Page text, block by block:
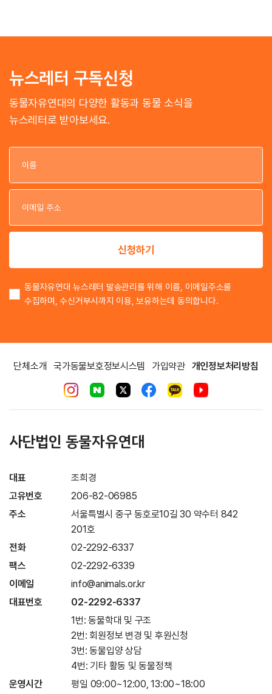
뉴스레터 구독신청
동물자유연대의 다양한 활동과 동물 소식을
뉴스레터로 받아보세요.
이
이
신청하기
동물자유연대 뉴스레터 발송관리를 위해 이름, 이메일주소를
수집하며, 수신거부시까지 이용, 보유하는데 동의합니다.
단체소개 국가동물보호정보시스템 가입약관 개인정보처리방침
사단법인 동물자유연대
대표
조희경
고유번호
206-82-06985
주소
서울특별시 중구 동호로10길 30 약수터 842
201호
전화
02-2292-6337
팩스
02-2292-6339
이메일
info@animals.or.kr
대표번호
02-2292-6337
1번: 동물학대 및 구조
2번: 회원정보 변경 및 후원신청
3번: 동물입양 상담
4번: 기타 활동 및 동물정책
운영시간
평일 09:00~12:00, 13:00~18:00